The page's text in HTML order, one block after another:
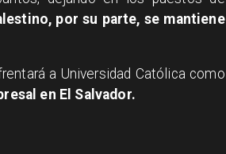
por su parte, se mantiene
a Universidad Católica como
en El Salvador.